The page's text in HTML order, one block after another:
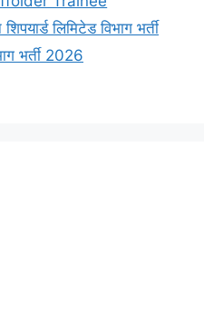
लिमिटेड विभाग भर्ती
भर्ती 2026